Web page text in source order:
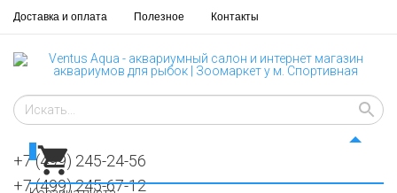
Доставка и оплата Полезное Контакты
+7 (499) 245-24-56
+7 (499) 245-67-12